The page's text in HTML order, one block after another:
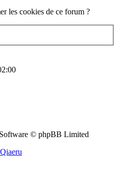
les cookies de ce forum ?
© phpBB Limited
Qiaeru